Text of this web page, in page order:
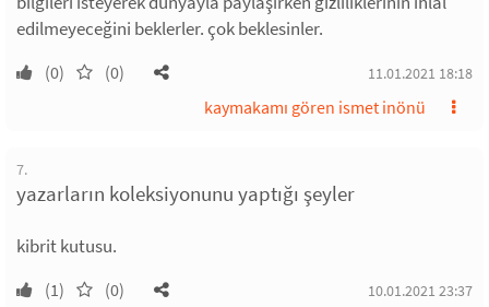
edilmeyeceğini beklerler. çok beklesinler.
(0) (0) 11.01.2021 18:18
kaymakamı gören ismet inönü
7.
yazarların koleksiyonunu yaptığı şeyler
kibrit kutusu.
(1) (0) 10.01.2021 23:37